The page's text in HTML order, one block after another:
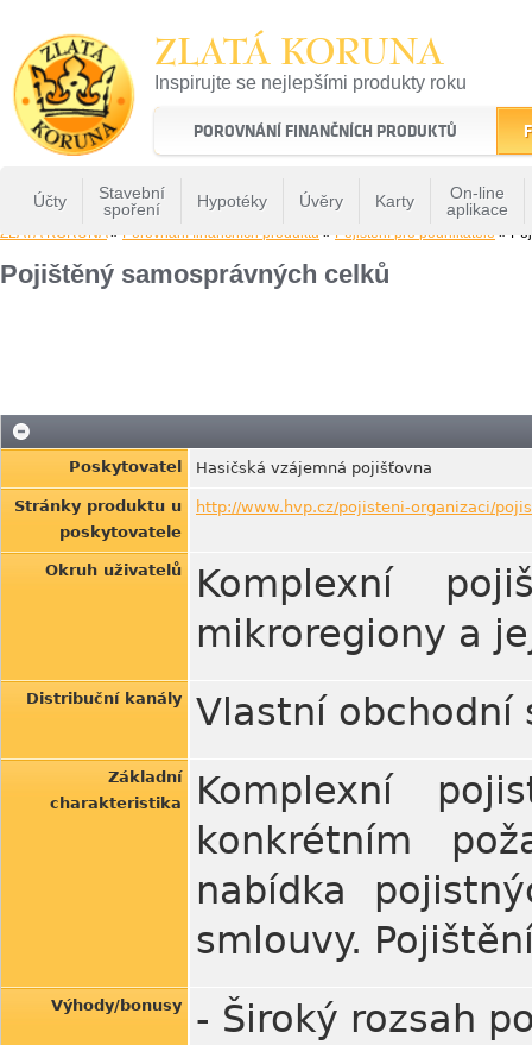
ZLATÁ KORUNA
Inspirujte se nejlepšími produkty roku
22 let tradice a kvality na finančním trhu
POROVNÁNÍ FINANČNÍCH PRODUKTŮ
Účty
Stavební
spoření
Hypotéky Úvěry Karty
On-line
aplikace
ZLATÁ KORUNA» Porovnání finančních produktů » Pojištění pro podnikatele »
Pojištěný samosprávných celků
Poskytovatel Hasičská vzájemná pojišťovna
Stránky produktu u
poskytovatele
http://www.hvp.cz/pojisteni-organizaci/
Okruh uživatelů
Komplexní
mikroregiony a
Distribuční kanály Vlastní obchodní
Základní
charakteristika
Komplexní
konkrétním
nabídka
smlouvy.
Výhody/bonusy
- Široký rozsah